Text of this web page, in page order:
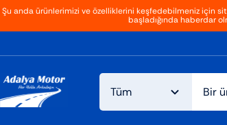
Şu anda ürünlerimizi ve özelliklerini keşfedebilmeniz için
başladığında haberdar